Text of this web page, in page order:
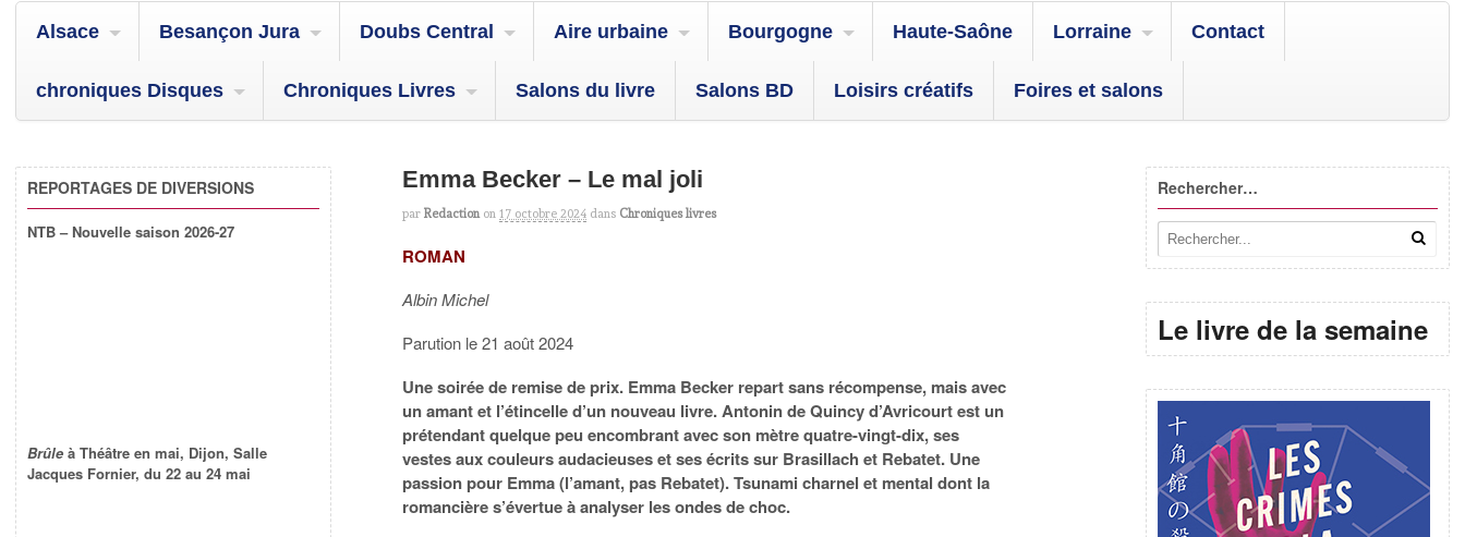
Alsace Besançon Jura Doubs Central Aire urbaine Bourgogne Haute-Saône Lorraine Contact
chroniques Disques Chroniques Livres Salons du livre Salons BD Loisirs créatifs Foires et salons
Emma Becker – Le mal joli
par Redaction on 17 octobre 2024 dans Chroniques livres
ROMAN
Albin Michel
Parution le 21 août 2024
Une soirée de remise de prix. Emma Becker repart sans récompense, mais avec
un amant et l’étincelle d’un nouveau livre. Antonin de Quincy d’Avricourt est un
prétendant quelque peu encombrant avec son mètre quatre-vingt-dix, ses
vestes aux couleurs audacieuses et ses écrits sur Brasillach et Rebatet. Une
passion pour Emma (l’amant, pas Rebatet). Tsunami charnel et mental dont la
romancière s’évertue à analyser les ondes de choc.
Rechercher…
Le livre de la semaine
REPORTAGES DE DIVERSIONS
NTB – Nouvelle saison 2026-27
Brûle à Théâtre en mai, Dijon, Salle
Jacques Fornier, du 22 au 24 mai